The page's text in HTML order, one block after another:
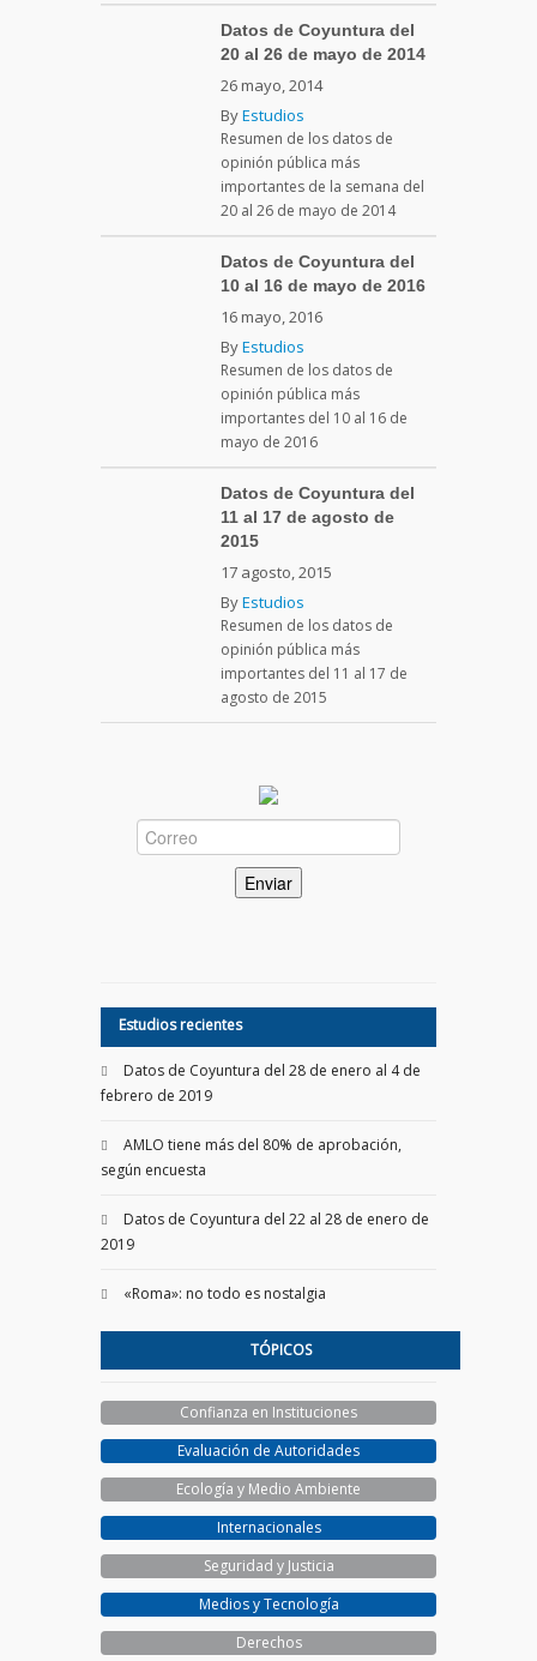
Datos de Coyuntura del
20 al 26 de mayo de 2014
26 mayo, 2014
ByEstudios
Resumen de los datos de
opinión pública más
importantes de la semana del
20 al 26 de mayo de 2014
Datos de Coyuntura del
10 al 16 de mayo de 2016
16 mayo, 2016
ByEstudios
Resumen de los datos de
opinión pública más
importantes del 10 al 16 de
mayo de 2016
Datos de Coyuntura del
11 al 17 de agosto de
2015
17 agosto, 2015
ByEstudios
Resumen de los datos de
opinión pública más
importantes del 11 al 17 de
agosto de 2015
Estudios recientes
Datos de Coyuntura del 28 de enero al 4 de
febrero de 2019
AMLO tiene más del 80% de aprobación,
según encuesta
Datos de Coyuntura del 22 al 28 de enero de
2019
«Roma»: no todo es nostalgia
TÓPICOS
Confianza en Instituciones
Evaluación de Autoridades
Ecología y Medio Ambiente
Internacionales
Seguridad y Justicia
Medios y Tecnología
Derechos